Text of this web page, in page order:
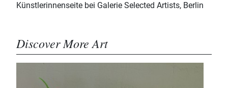
Künstlerinnenseite bei Galerie Selected Artists, Berlin
Discover More Art